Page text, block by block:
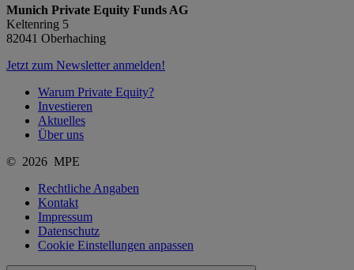
Munich Private Equity Funds AG
Keltenring 5
82041 Oberhaching
Jetzt zum Newsletter anmelden!
Warum Private Equity?
Investieren
Aktuelles
Über uns
© 2026 MPE
Rechtliche Angaben
Kontakt
Impressum
Datenschutz
Cookie Einstellungen anpassen